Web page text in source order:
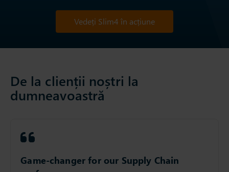
Vedeți Slim4 în acțiune
De la clienții noștri la
dumneavoastră
Game-changer for our Supply Chain